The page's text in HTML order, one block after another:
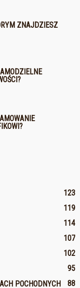
ZNAJDZIESZ
123
119
114
107
102
95
POCHODNYCH
88